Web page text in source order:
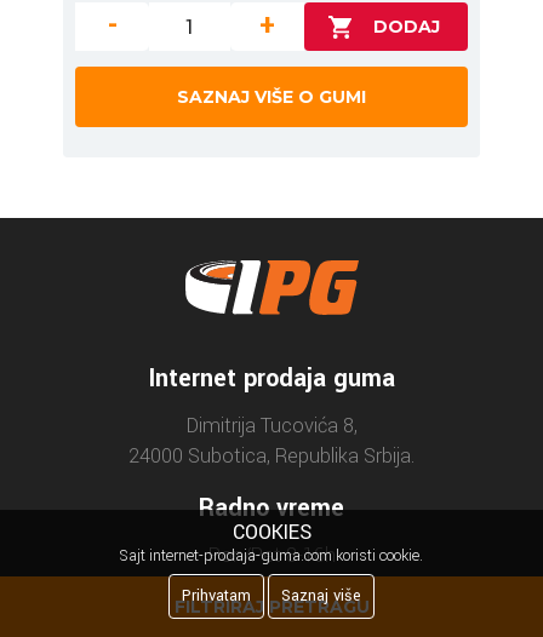
FILTRIRAJ PRETRAGU
- +
SAZNAJ VIŠE O GUMI
Internet prodaja guma
Dimitrija Tucovića 8,
24000 Subotica, Republika Srbija.
Radno vreme
Pon/Pet 8-16h
COOKIES
Sajt internet-prodaja-guma.com koristi cookie.
Prihvatam
Saznaj više